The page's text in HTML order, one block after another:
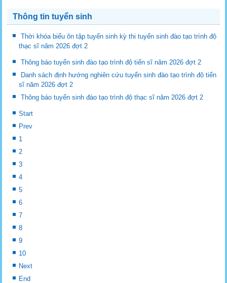
Thông tin tuyển sinh
Thời khóa biểu ôn tập tuyển sinh kỳ thi tuyển sinh đào tạo trình độ
thạc sĩ năm 2026 đợt 2
Thông báo tuyển sinh đào tạo trình độ tiến sĩ năm 2026 đợt 2
Danh sách định hướng nghiên cứu tuyển sinh đào tạo trình độ tiến
sĩ năm 2026 đợt 2
Thông báo tuyển sinh đào tạo trình độ thạc sĩ năm 2026 đợt 2
Start
Prev
1
2
3
4
5
6
7
8
9
10
Next
End